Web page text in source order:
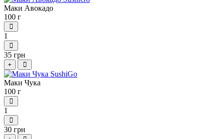
Маки Авокадо
100 г
1
35 грн
+
Маки Чука
100 г
1
30 грн